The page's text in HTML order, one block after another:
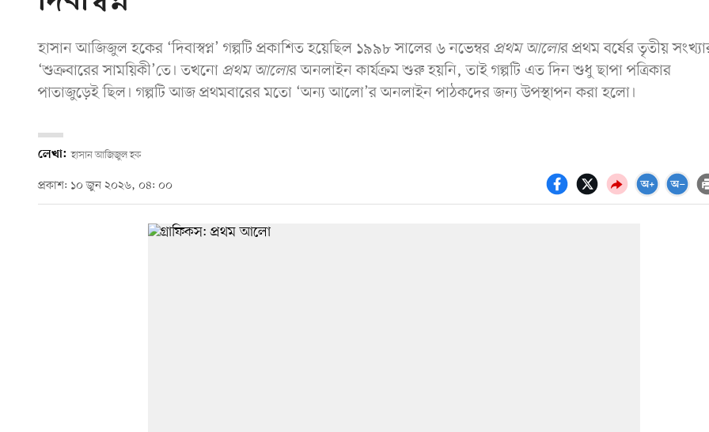
হাসান আজিজুল হকের ‘দিবাস্বপ্ন’ গল্পটি প্রকাশিত হয়েছিল ১৯৯৮ সালের ৬ নভেম্বর প্রথম আলোরপ্রথম বর্ষের তৃতীয়
‘শুক্রবারের সাময়িকী’তে। তখনো প্রথম আলোর অনলাইন কার্যক্রম শুরু হয়নি, তাই গল্পটি এত দিন শুধু ছাপা পত্রিকার
পাতাজুড়েই ছিল। গল্পটি আজ প্রথমবারের মতো ‘অন্য আলো’র অনলাইন পাঠকদের জন্য উপস্থাপন করা হলো।
লেখা: হাসান আজিজুল হক
প্রকাশ: ১০ জুন ২০২৬, ০৪: ০০